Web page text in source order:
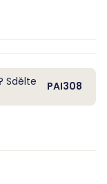
Sdělte PAI308